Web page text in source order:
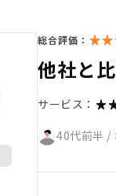
総合評価：
他社と
サービス：
40代前半 /